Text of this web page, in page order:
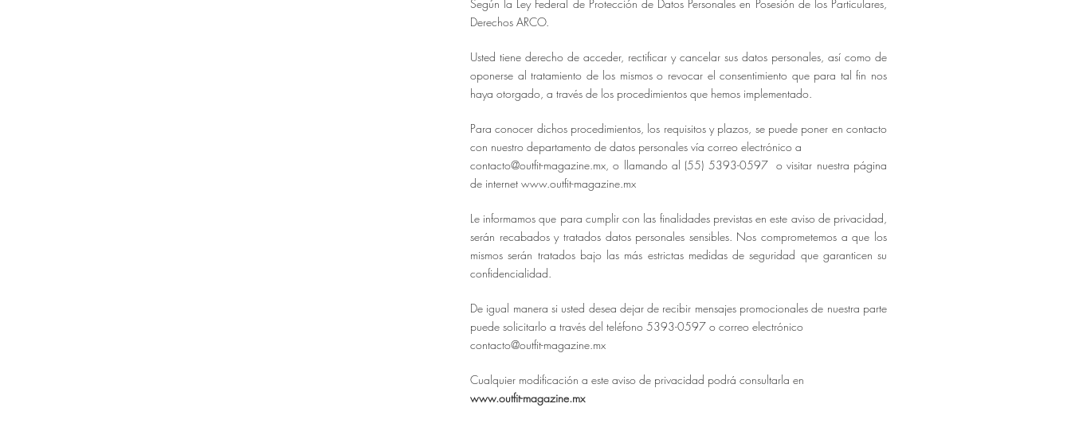
Según la Ley Federal de Protección de Datos Personales en Posesión de los Particulares,
Derechos ARCO.
Usted tiene derecho de acceder, rectificar y cancelar sus datos personales, así como de
oponerse al tratamiento de los mismos o revocar el consentimiento que para tal fin nos
haya otorgado, a través de los procedimientos que hemos implementado.
Para conocer dichos procedimientos, los requisitos y plazos, se puede poner en contacto
con nuestro departamento de datos personales vía correo electrónico a
contacto@outfit-magazine.mx, o llamando al (55) 5393-0597 o visitar nuestra página
de internet www.outfit-magazine.mx
Le informamos que para cumplir con las finalidades previstas en este aviso de privacidad,
serán recabados y tratados datos personales sensibles. Nos comprometemos a que los
mismos serán tratados bajo las más estrictas medidas de seguridad que garanticen su
confidencialidad.
De igual manera si usted desea dejar de recibir mensajes promocionales de nuestra parte
puede solicitarlo a través del teléfono 5393-0597 o correo electrónico
contacto@outfit-magazine.mx
Cualquier modificación a este aviso de privacidad podrá consultarla en
www.outfit-magazine.mx